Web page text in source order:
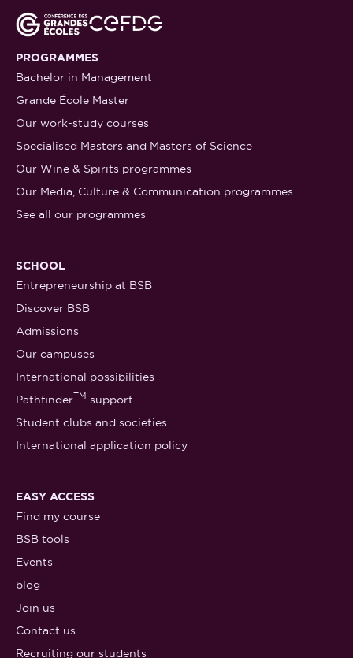
PROGRAMMES
Bachelor in Management
Grande École Master
Our work-study courses
Specialised Masters and Masters of Science
Our Wine & Spirits programmes
Our Media, Culture & Communication programmes
See all our programmes
SCHOOL
Entrepreneurship at BSB
Discover BSB
Admissions
Our campuses
International possibilities
PathfinderTM support
Student clubs and societies
International application policy
EASY ACCESS
Find my course
BSB tools
Events
blog
Join us
Contact us
Recruiting our students